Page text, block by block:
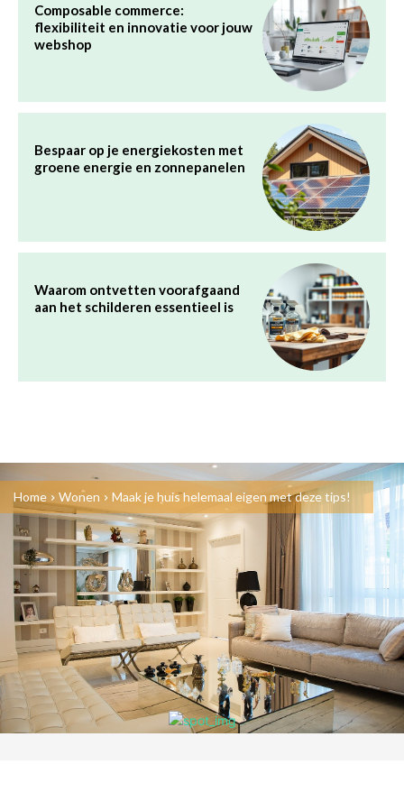
Composable commerce:
flexibiliteit en innovatie voor jouw
webshop
Bespaar op je energiekosten met
groene energie en zonnepanelen
Waarom ontvetten voorafgaand
aan het schilderen essentieel is